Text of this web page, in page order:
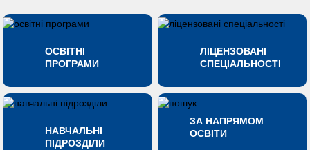
ОСВІТНІ
ПРОГРАМИ
ЛІЦЕНЗОВАНІ
СПЕЦІАЛЬНОСТІ
НАВЧАЛЬНІ
ПІДРОЗДІЛИ
ЗА НАПРЯМОМ
ОСВІТИ